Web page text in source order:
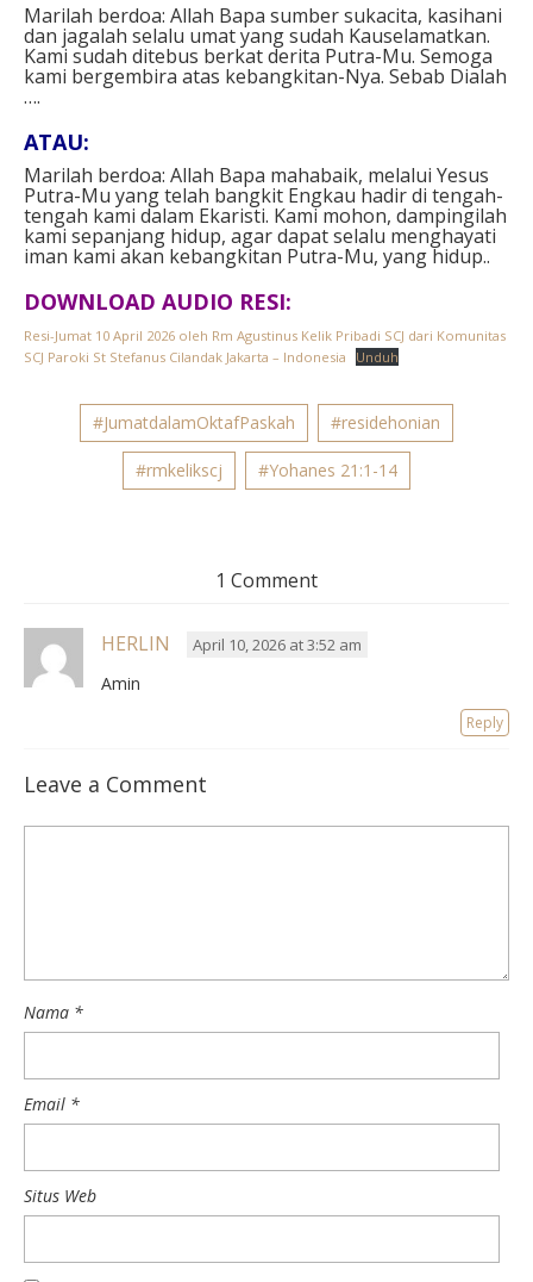
Marilah berdoa: Allah Bapa sumber sukacita, kasihani
dan jagalah selalu umat yang sudah Kauselamatkan.
Kami sudah ditebus berkat derita Putra-Mu. Semoga
kami bergembira atas kebangkitan-Nya. Sebab Dialah
….⁣⁣
ATAU: ⁣
Marilah berdoa: Allah Bapa mahabaik, melalui Yesus
Putra-Mu yang telah bangkit Engkau hadir di tengah-
tengah kami dalam Ekaristi. Kami mohon, dampingilah
kami sepanjang hidup, agar dapat selalu menghayati
iman kami akan kebangkitan Putra-Mu, yang hidup..
DOWNLOAD AUDIO RESI:
Resi-Jumat 10 April 2026 oleh Rm Agustinus Kelik Pribadi SCJ dari Komunitas
SCJ Paroki St Stefanus Cilandak Jakarta – Indonesia
Unduh
#JumatdalamOktafPaskah #residehonian
#rmkelikscj #Yohanes 21:1-14
1 Comment
HERLIN April 10, 2026 at 3:52 am
Amin
Reply
Leave a Comment
Nama *
Email *
Situs Web